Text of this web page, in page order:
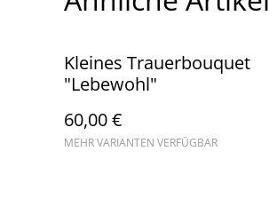
Kleines Trauerbouquet
"Lebewohl"
60,00 €
MEHR VARIANTEN VERFÜGBAR